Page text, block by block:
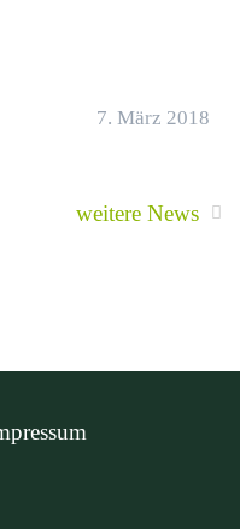
7. März 2018
weitere News